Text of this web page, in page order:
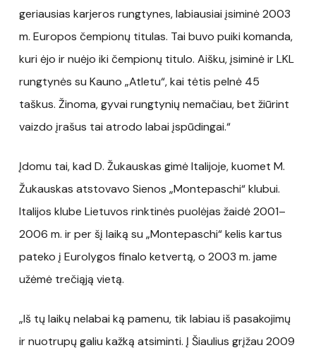
geriausias karjeros rungtynes, labiausiai įsiminė 2003
m. Europos čempionų titulas. Tai buvo puiki komanda,
kuri ėjo ir nuėjo iki čempionų titulo. Aišku, įsiminė ir LKL
rungtynės su Kauno „Atletu“, kai tėtis pelnė 45
taškus. Žinoma, gyvai rungtynių nemačiau, bet žiūrint
vaizdo įrašus tai atrodo labai įspūdingai.“
Įdomu tai, kad D. Žukauskas gimė Italijoje, kuomet M.
Žukauskas atstovavo Sienos „Montepaschi“ klubui.
Italijos klube Lietuvos rinktinės puolėjas žaidė 2001–
2006 m. ir per šį laiką su „Montepaschi“ kelis kartus
pateko į Eurolygos finalo ketvertą, o 2003 m. jame
užėmė trečiąją vietą.
„Iš tų laikų nelabai ką pamenu, tik labiau iš pasakojimų
ir nuotrupų galiu kažką atsiminti. Į Šiaulius grįžau 2009